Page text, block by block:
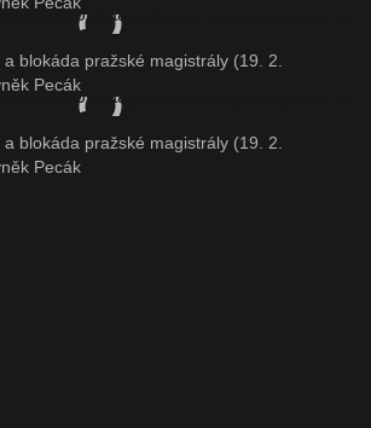
blokáda pražské magistrály (19. 2.
Pecák
blokáda pražské magistrály (19. 2.
Pecák